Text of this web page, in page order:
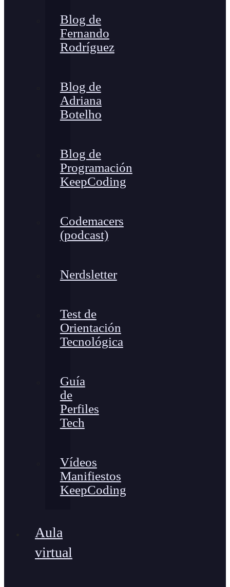
Blog de
Fernando
Rodríguez
Blog de
Adriana
Botelho
Blog de
Programación
KeepCoding
Codemacers
(podcast)
Nerdsletter
Test de
Orientación
Tecnológica
Guía
de
Perfiles
Tech
Vídeos
Manifiestos
KeepCoding
Aula
virtual